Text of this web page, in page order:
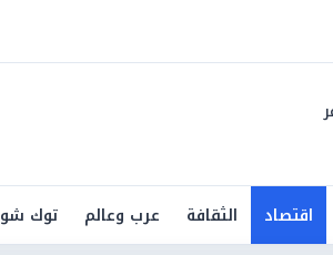
اقتصاد الثقافة عرب وعالم توك شو